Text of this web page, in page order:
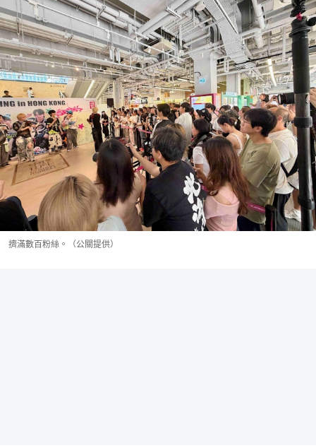
擠滿數百粉絲。（公關提供）